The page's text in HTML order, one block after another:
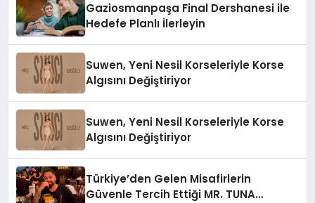
Gaziosmanpaşa Final Dershanesi ile
Hedefe Planlı İlerleyin
Suwen, Yeni Nesil Korseleriyle Korse
Algısını Değiştiriyor
Suwen, Yeni Nesil Korseleriyle Korse
Algısını Değiştiriyor
Türkiye’den Gelen Misafirlerin
Güvenle Tercih Ettiği MR. TUNA